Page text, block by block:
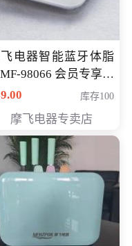
电器智能蓝牙体脂
98066 会员专享价
库存100
摩飞电器专卖店